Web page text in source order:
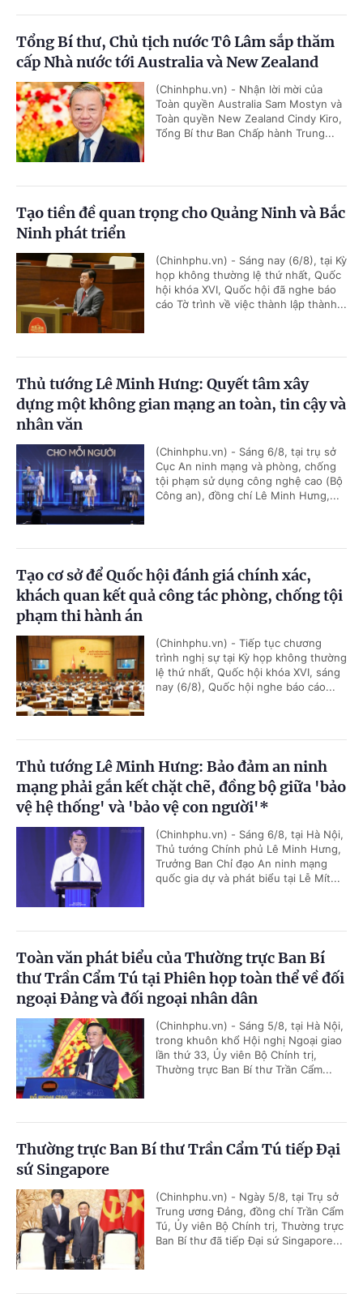
Tổng Bí thư, Chủ tịch nước Tô Lâm sắp thăm
cấp Nhà nước tới Australia và New Zealand
(Chinhphu.vn) - Nhận lời mời của
Toàn quyền Australia Sam Mostyn và
Toàn quyền New Zealand Cindy Kiro,
Tổng Bí thư Ban Chấp hành Trung...
Tạo tiền đề quan trọng cho Quảng Ninh và Bắc
Ninh phát triển
(Chinhphu.vn) - Sáng nay (6/8), tại Kỳ
họp không thường lệ thứ nhất, Quốc
hội khóa XVI, Quốc hội đã nghe báo
cáo Tờ trình về việc thành lập thành...
Thủ tướng Lê Minh Hưng: Quyết tâm xây
dựng một không gian mạng an toàn, tin cậy và
nhân văn
(Chinhphu.vn) - Sáng 6/8, tại trụ sở
Cục An ninh mạng và phòng, chống
tội phạm sử dụng công nghệ cao (Bộ
Công an), đồng chí Lê Minh Hưng,...
Tạo cơ sở để Quốc hội đánh giá chính xác,
khách quan kết quả công tác phòng, chống tội
phạm thi hành án
(Chinhphu.vn) - Tiếp tục chương
trình nghị sự tại Kỳ họp không thường
lệ thứ nhất, Quốc hội khóa XVI, sáng
nay (6/8), Quốc hội nghe báo cáo...
Thủ tướng Lê Minh Hưng: Bảo đảm an ninh
mạng phải gắn kết chặt chẽ, đồng bộ giữa 'bảo
vệ hệ thống' và 'bảo vệ con người'*
(Chinhphu.vn) - Sáng 6/8, tại Hà Nội,
Thủ tướng Chính phủ Lê Minh Hưng,
Trưởng Ban Chỉ đạo An ninh mạng
quốc gia dự và phát biểu tại Lễ Mít...
Toàn văn phát biểu của Thường trực Ban Bí
thư Trần Cẩm Tú tại Phiên họp toàn thể về đối
ngoại Đảng và đối ngoại nhân dân
(Chinhphu.vn) - Sáng 5/8, tại Hà Nội,
trong khuôn khổ Hội nghị Ngoại giao
lần thứ 33, Ủy viên Bộ Chính trị,
Thường trực Ban Bí thư Trần Cẩm...
Thường trực Ban Bí thư Trần Cẩm Tú tiếp Đại
sứ Singapore
(Chinhphu.vn) - Ngày 5/8, tại Trụ sở
Trung ương Đảng, đồng chí Trần Cẩm
Tú, Ủy viên Bộ Chính trị, Thường trực
Ban Bí thư đã tiếp Đại sứ Singapore...